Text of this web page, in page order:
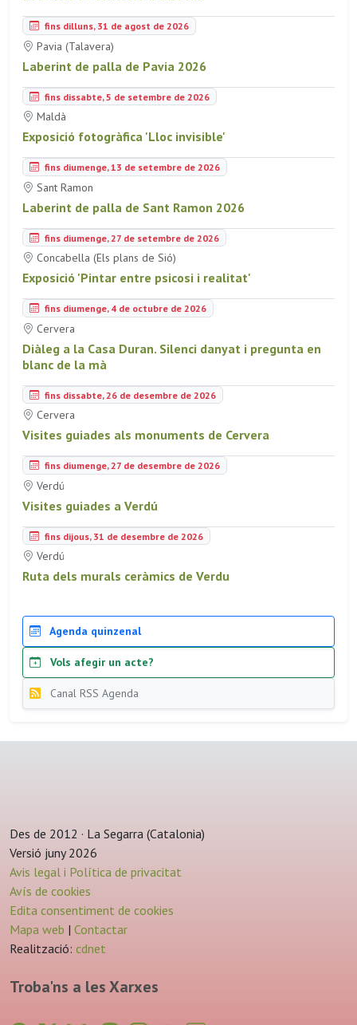
fins dilluns, 31 de agost de 2026
Pavia (Talavera)
Laberint de palla de Pavia 2026
fins dissabte, 5 de setembre de 2026
Maldà
Exposició fotogràfica 'Lloc invisible'
fins diumenge, 13 de setembre de 2026
Sant Ramon
Laberint de palla de Sant Ramon 2026
fins diumenge, 27 de setembre de 2026
Concabella (Els plans de Sió)
Exposició 'Pintar entre psicosi i realitat'
fins diumenge, 4 de octubre de 2026
Cervera
Diàleg a la Casa Duran. Silenci danyat i pregunta en
blanc de la mà
fins dissabte, 26 de desembre de 2026
Cervera
Visites guiades als monuments de Cervera
fins diumenge, 27 de desembre de 2026
Verdú
Visites guiades a Verdú
fins dijous, 31 de desembre de 2026
Verdú
Ruta dels murals ceràmics de Verdu
Agenda quinzenal
Vols afegir un acte?
Canal RSS Agenda
Des de 2012 · La Segarra (Catalonia)
Versió juny 2026
Avis legal i Política de privacitat
Avís de cookies
Edita consentiment de cookies
Mapa web | Contactar
Realització: cdnet
Troba'ns a les Xarxes